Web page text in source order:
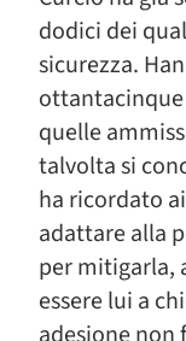
dodici dei
sicurezza.
ottantacinque
quelle
talvolta si
ha ricordato
adattare alla
per mitigarla,
essere lui a